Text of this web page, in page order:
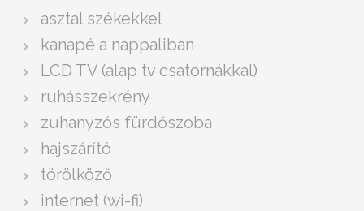
asztal székekkel
kanapé a nappaliban
LCD TV (alap tv csatornákkal)
ruhásszekrény
zuhanyzós fürdőszoba
hajszárító
törölköző
internet (wi-fi)